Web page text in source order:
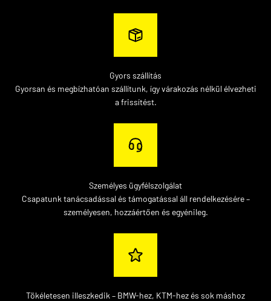
Gyors szállítás
Gyorsan és megbízhatóan szállítunk, így várakozás nélkül élvezheti
a frissítést.
Személyes ügyfélszolgálat
Csapatunk tanácsadással és támogatással áll rendelkezésére –
személyesen, hozzáértően és egyénileg.
Tökéletesen illeszkedik – BMW-hez, KTM-hez és sok máshoz